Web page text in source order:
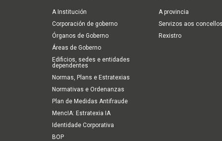
navigation
A Institución
Corporación de goberno
Órganos de Goberno
Áreas de Goberno
Edificios, sedes e entidades
dependentes
Normas, Plans e Estratexias
Normativas e Ordenanzas
Plan de Medidas Antifraude
MencIA: Estratexia IA
Identidade Corporativa
BOP
A provincia
Servizos aos concellos
Rexistro